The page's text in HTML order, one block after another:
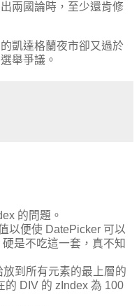
兩國論時，至少還肯修
凱達格蘭夜市卻又過於
舉爭議。
的問題。
以便使 DatePicker 可以
是不吃這一套，真不知
放到所有元素的最上層的
的 DIV 的 zIndex 為 100